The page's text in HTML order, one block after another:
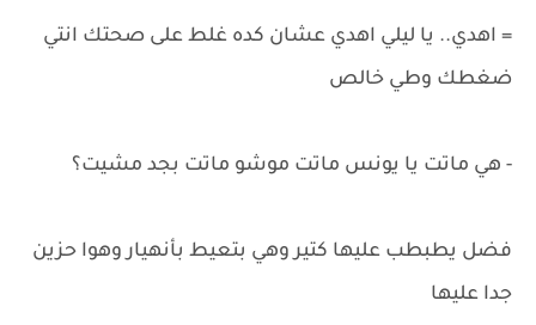
= اهدي.. يا ليلي اهدي عشان كده غلط على صحتك انتي
ضغطك وطي خالص
- هي ماتت يا يونس ماتت موشو ماتت بجد مشيت؟
فضل يطبطب عليها كتير وهي بتعيط بأنهيار وهوا حزين
جدا عليها